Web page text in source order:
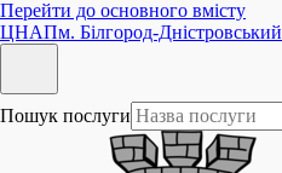
Перейти до основного вмісту
ЦНАПм. Білгород-Дністровський
Пошук послуги